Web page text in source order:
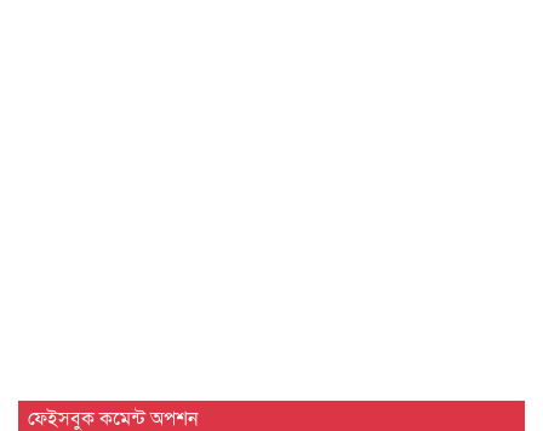
ফেইসবুক কমেন্ট অপশন